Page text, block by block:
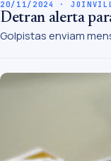
20/11/2024 ·
Detran alerta
Golpistas enviam